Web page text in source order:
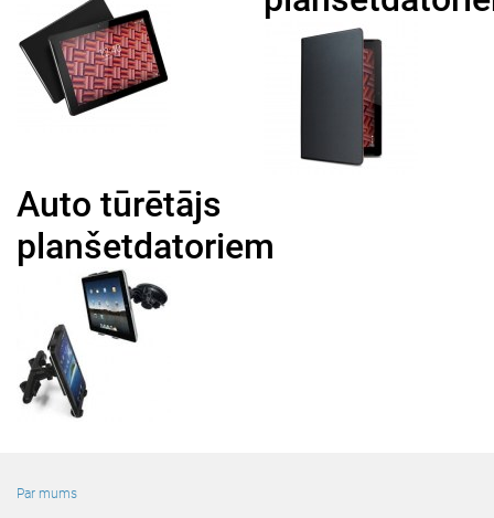
Auto tūrētājs
planšetdatoriem
Par mums